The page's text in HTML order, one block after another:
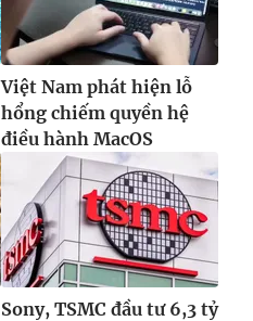
Việt Nam phát hiện lỗ
hổng chiếm quyền hệ
điều hành MacOS
Sony, TSMC đầu tư 6,3 tỷ